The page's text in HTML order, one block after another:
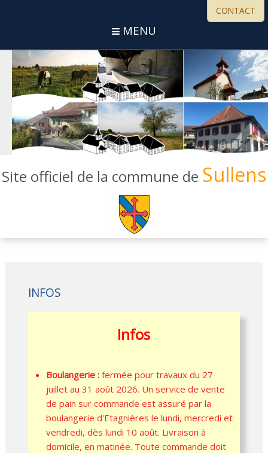
CONTACT
MENU
Site officiel de la commune de Sullens
INFOS
Infos
Boulangerie :fermée pour travaux du 27
juillet au 31 août 2026. Un service de vente
de pain sur commande est assuré par la
boulangerie d'Etagnières le lundi, mercredi et
vendredi, dès lundi 10 août. Livraison à
domicile, en matinée. Toute commande doit